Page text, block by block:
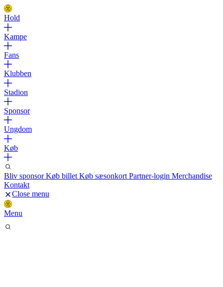
Hold
Kampe
Fans
Klubben
Stadion
Sponsor
Ungdom
Køb
Bliv sponsorKøb billet Køb sæsonkort Partner-login Merchandise
Kontakt
Close menu
Menu